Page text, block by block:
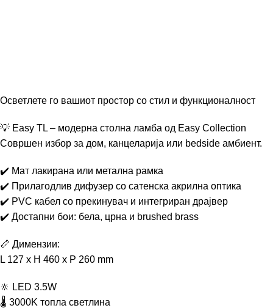
Осветлете го вашиот простор со стил и функционалност
💡 Easy TL – модерна столна ламба од Easy Collection
Совршен избор за дом, канцеларија или bedside амбиент.
✔️ Мат лакирана или метална рамка
✔️ Прилагодлив дифузер со сатенска акрилна оптика
✔️ PVC кабел со прекинувач и интегриран драјвер
✔️ Достапни бои: бела, црна и brushed brass
📏 Димензии:
L 127 x H 460 x P 260 mm
🔆 LED 3.5W
🌡️ 3000K топла светлина